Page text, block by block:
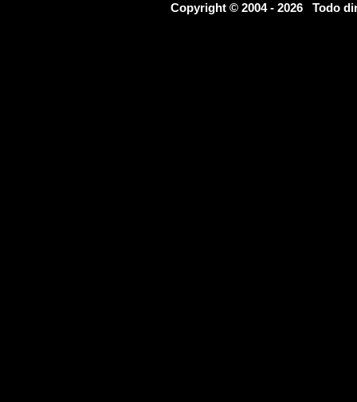
Copyright © 2004 - 2026 Todo